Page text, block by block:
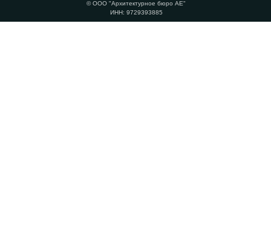
© ООО "Архитектурное бюро АЕ"
ИНН: 9729393885